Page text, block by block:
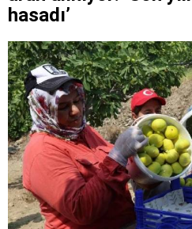
hasadı’